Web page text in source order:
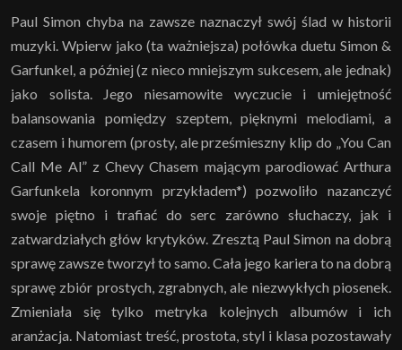
Paul Simon chyba na zawsze naznaczył swój ślad w historii
muzyki. Wpierw jako (ta ważniejsza) połówka duetu Simon &
Garfunkel, a później (z nieco mniejszym sukcesem, ale jednak)
jako solista. Jego niesamowite wyczucie i umiejętność
balansowania pomiędzy szeptem, pięknymi melodiami, a
czasem i humorem (prosty, ale prześmieszny klip do „You Can
Call Me Al” z Chevy Chasem mającym parodiować Arthura
Garfunkela koronnym przykładem*) pozwoliło nazanczyć
swoje piętno i trafiać do serc zarówno słuchaczy, jak i
zatwardziałych głów krytyków. Zresztą Paul Simon na dobrą
sprawę zawsze tworzył to samo. Cała jego kariera to na dobrą
sprawę zbiór prostych, zgrabnych, ale niezwykłych piosenek.
Zmieniała się tylko metryka kolejnych albumów i ich
aranżacja. Natomiast treść, prostota, styl i klasa pozostawały